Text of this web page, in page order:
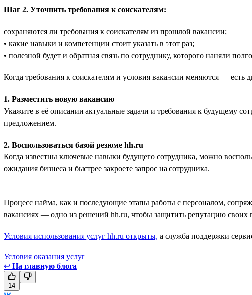
Шаг 2. Уточнить требования к соискателям:
сохраняются ли требования к соискателям из прошлой вакансии;
• какие навыки и компетенции стоит указать в этот раз;
• полезной будет и обратная связь по сотруднику, которого наняли
Когда требования к соискателям и условия вакансии меняются — есть
1. Разместить новую вакансию
Укажите в её описании актуальные задачи и требования к будущему
предложением.
2. Воспользоваться базой резюме hh.ru
Когда известны ключевые навыки будущего сотрудника, можно
ожидания бизнеса и быстрее закроете запрос на сотрудника.
Процесс найма, как и последующие этапы работы с персоналом,
вакансиях — одно из решений hh.ru, чтобы защитить репутацию своих
Условия использования услуг hh.ru открыты, а служба поддержки
Условия оказания услуг
↩ На главную блога
14